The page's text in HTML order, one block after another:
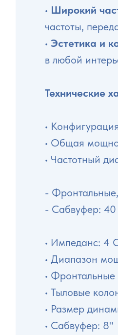
• Широкий
частоты,
• Эстетика и
в любой
Технические
•
• Общая
• Частотный
-
- Сабвуфер:
• Импеданс: 4
• Диапазон
•
• Тыловые
• Размер
• Сабвуфер: 8"